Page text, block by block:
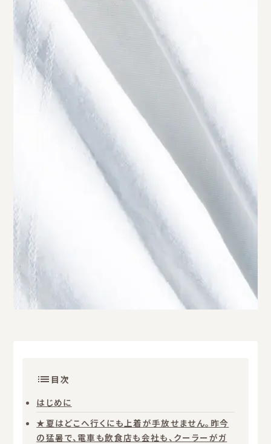
目次
はじめに
★夏はどこへ行くにも上着が手放せません。昨今
の猛暑で、電車も飲食店も会社も、クーラーがガ